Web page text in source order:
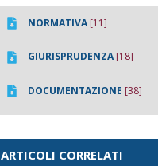
NORMATIVA[11]
GIURISPRUDENZA[18]
DOCUMENTAZIONE [38]
ARTICOLI CORRELATI